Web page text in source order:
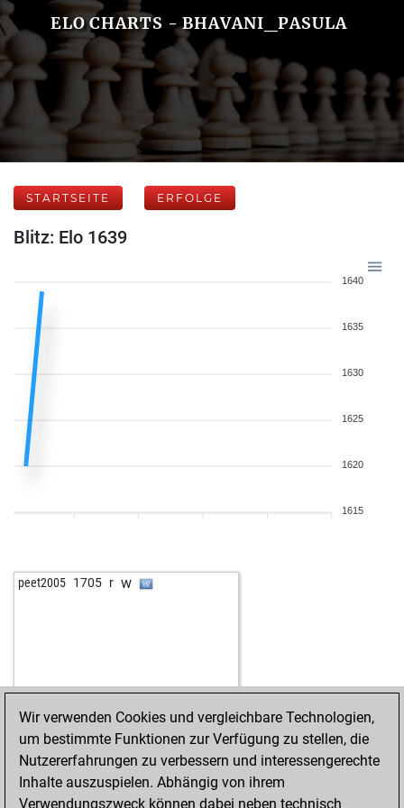
ELO CHARTS - BHAVANI_PASULA
STARTSEITE ERFOLGE
Blitz: Elo 1639
1640
1635
1630
1625
1620
1615
peet2005 1705 r w
Wir verwenden Cookies und vergleichbare Technologien,
um bestimmte Funktionen zur Verfügung zu stellen, die
Nutzererfahrungen zu verbessern und interessengerechte
Inhalte auszuspielen. Abhängig von ihrem
Verwendungszweck können dabei neben technisch